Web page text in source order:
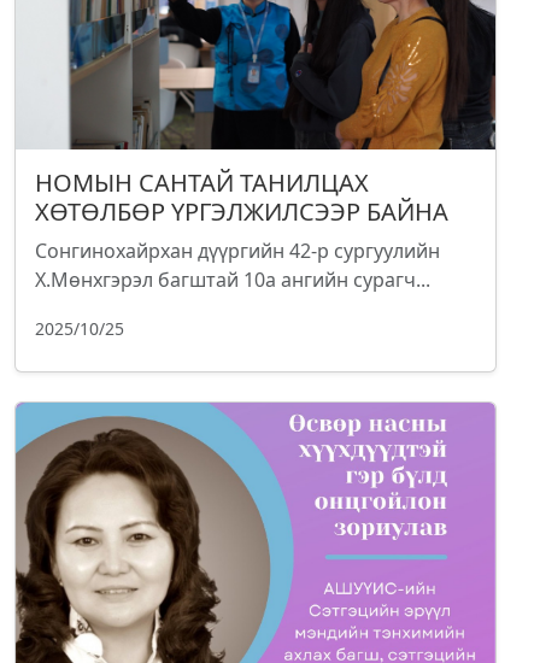
НОМЫН САНТАЙ ТАНИЛЦАХ
ХӨТӨЛБӨР ҮРГЭЛЖИЛСЭЭР БАЙНА
Сонгинохайрхан дүүргийн 42-р сургуулийн
Х.Мөнхгэрэл багштай 10а ангийн сурагч...
2025/10/25